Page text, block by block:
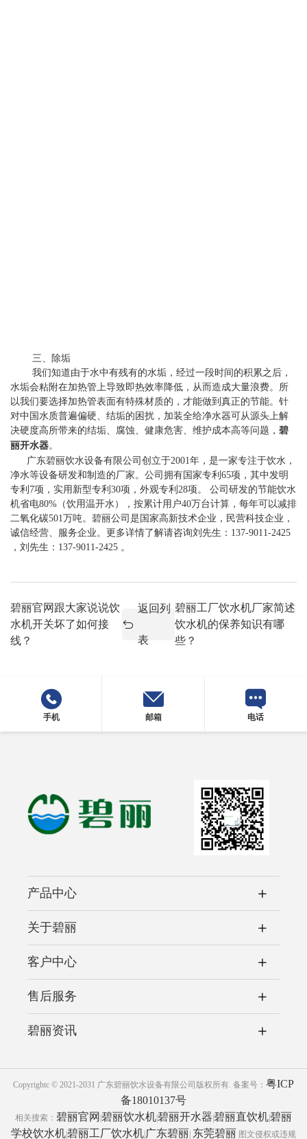
三、除垢
我们知道由于水中有残有的水垢，经过一段时间的积累之后，
水垢会粘附在加热管上导致即热效率降低，从而造成大量浪费。所
以我们要选择加热管表面有特殊材质的，才能做到真正的节能。针
对中国水质普遍偏硬、结垢的困扰，加装全给净水器可从源头上解
决硬度高所带来的结垢、腐蚀、健康危害、维护成本高等问题， 碧
丽开水器。
广东碧丽饮水设备有限公司创立于2001年，是一家专注于饮水，
净水等设备研发和制造的厂家。公司拥有国家专利65项，其中发明
专利7项，实用新型专利30项，外观专利28项。 公司研发的节能饮水
机省电80%（饮用温开水），按累计用户40万台计算，每年可以减排
二氧化碳501万吨。碧丽公司是国家高新技术企业，民营科技企业，
诚信经营、服务企业。更多详情了解请咨询刘先生：137-9011-2425
，刘先生：137-9011-2425 。
碧丽官网跟大家说说饮
水机开关坏了如何接
线？
返回列
表
碧丽工厂饮水机厂家简述
饮水机的保养知识有哪
些？
手机 邮箱 电话
产品中心
关于碧丽
客户中心
售后服务
碧丽资讯
Copyrightc © 2021-2031 广东碧丽饮水设备有限公司版权所有. 备案号： 粤ICP
备18010137号
相关搜索： 碧丽官网 碧丽饮水机碧丽开水器 碧丽直饮机碧丽
学校饮水机碧丽工厂饮水机 广东碧丽 东莞碧丽 图文侵权或违规